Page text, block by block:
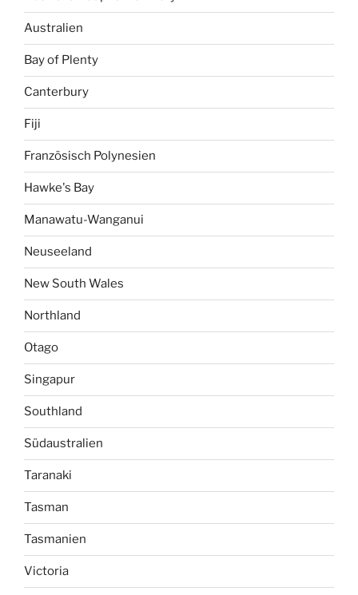
Australien
Bay of Plenty
Canterbury
Fiji
Französisch Polynesien
Hawke's Bay
Manawatu-Wanganui
Neuseeland
New South Wales
Northland
Otago
Singapur
Southland
Südaustralien
Taranaki
Tasman
Tasmanien
Victoria